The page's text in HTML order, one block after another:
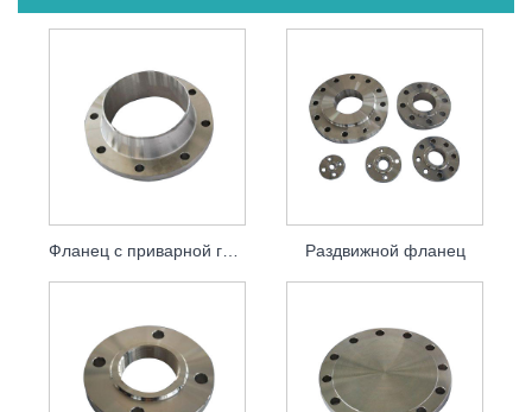
Фланец с приварной горловиной Раздвижной фланец